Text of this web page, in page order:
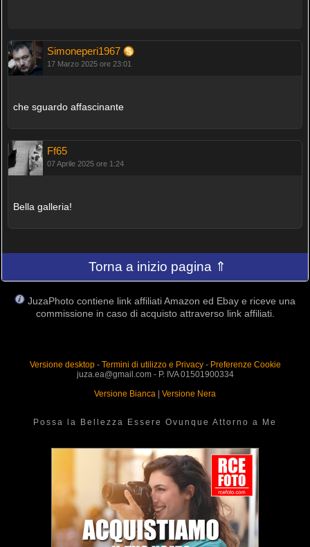
Simoneperi1967
17 Marzo 2025 ore 23:01
che sguardo affascinante
Ff65
07 Aprile 2025 ore 1:24
Bella galleria!
Torna a inizio pagina ⇑
JuzaPhoto contiene link affiliati Amazon ed Ebay e riceve una
commissione in caso di acquisto attraverso link affiliati.
Versione desktop- Termini di utilizzo e Privacy- Preferenze Cookie
juza.ea@gmail.com - P. IVA 01501900334
Versione Bianca
Versione Nera
Possa la Bellezza Essere Ovunque Attorno a Me